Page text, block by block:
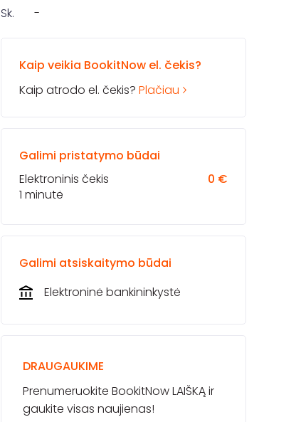
Sk.
-
Kaip veikia BookitNow el. čekis?
Kaip atrodo el. čekis? Plačiau
Galimi pristatymo būdai
0 €
Elektroninis čekis
1 minutė
Galimi atsiskaitymo būdai
Elektroninė bankininkystė
DRAUGAUKIME
Prenumeruokite BookitNow LAIŠKĄ ir
gaukite visas naujienas!